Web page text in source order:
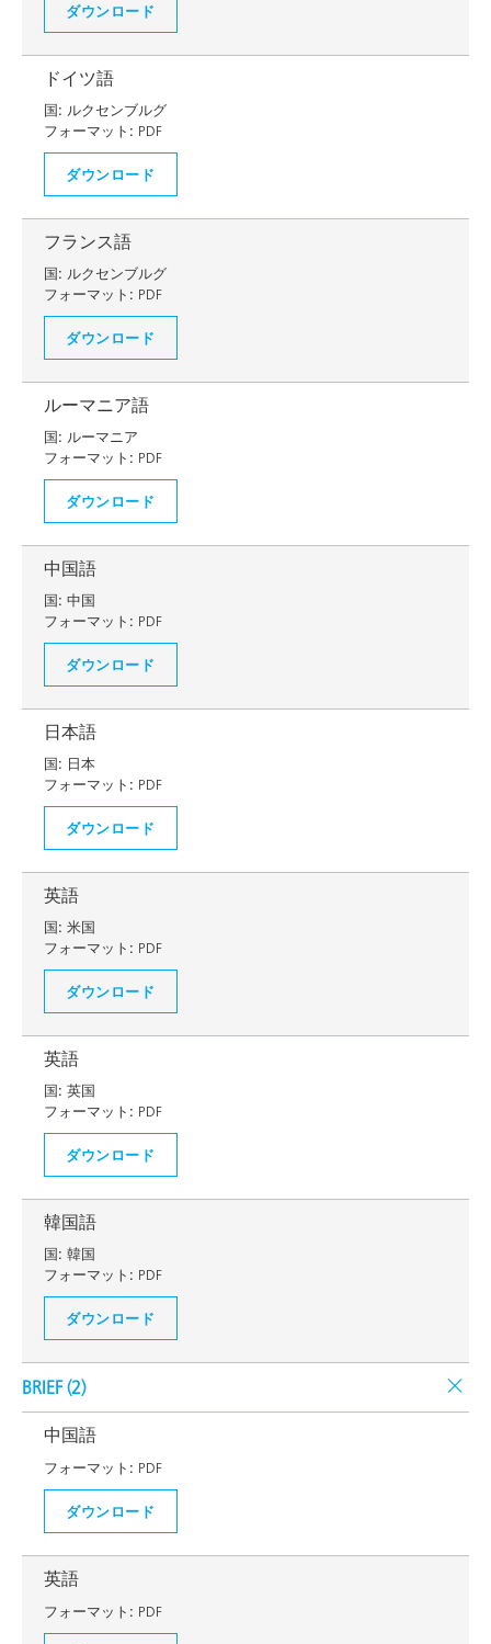
ダウンロード
ドイツ語
国: ルクセンブルグ
フォーマット: PDF
ダウンロード
フランス語
国: ルクセンブルグ
フォーマット: PDF
ダウンロード
ルーマニア語
国: ルーマニア
フォーマット: PDF
ダウンロード
中国語
国: 中国
フォーマット: PDF
ダウンロード
日本語
国: 日本
フォーマット: PDF
ダウンロード
英語
国: 米国
フォーマット: PDF
ダウンロード
英語
国: 英国
フォーマット: PDF
ダウンロード
韓国語
国: 韓国
フォーマット: PDF
ダウンロード
BRIEF (2)
中国語
フォーマット: PDF
ダウンロード
英語
フォーマット: PDF